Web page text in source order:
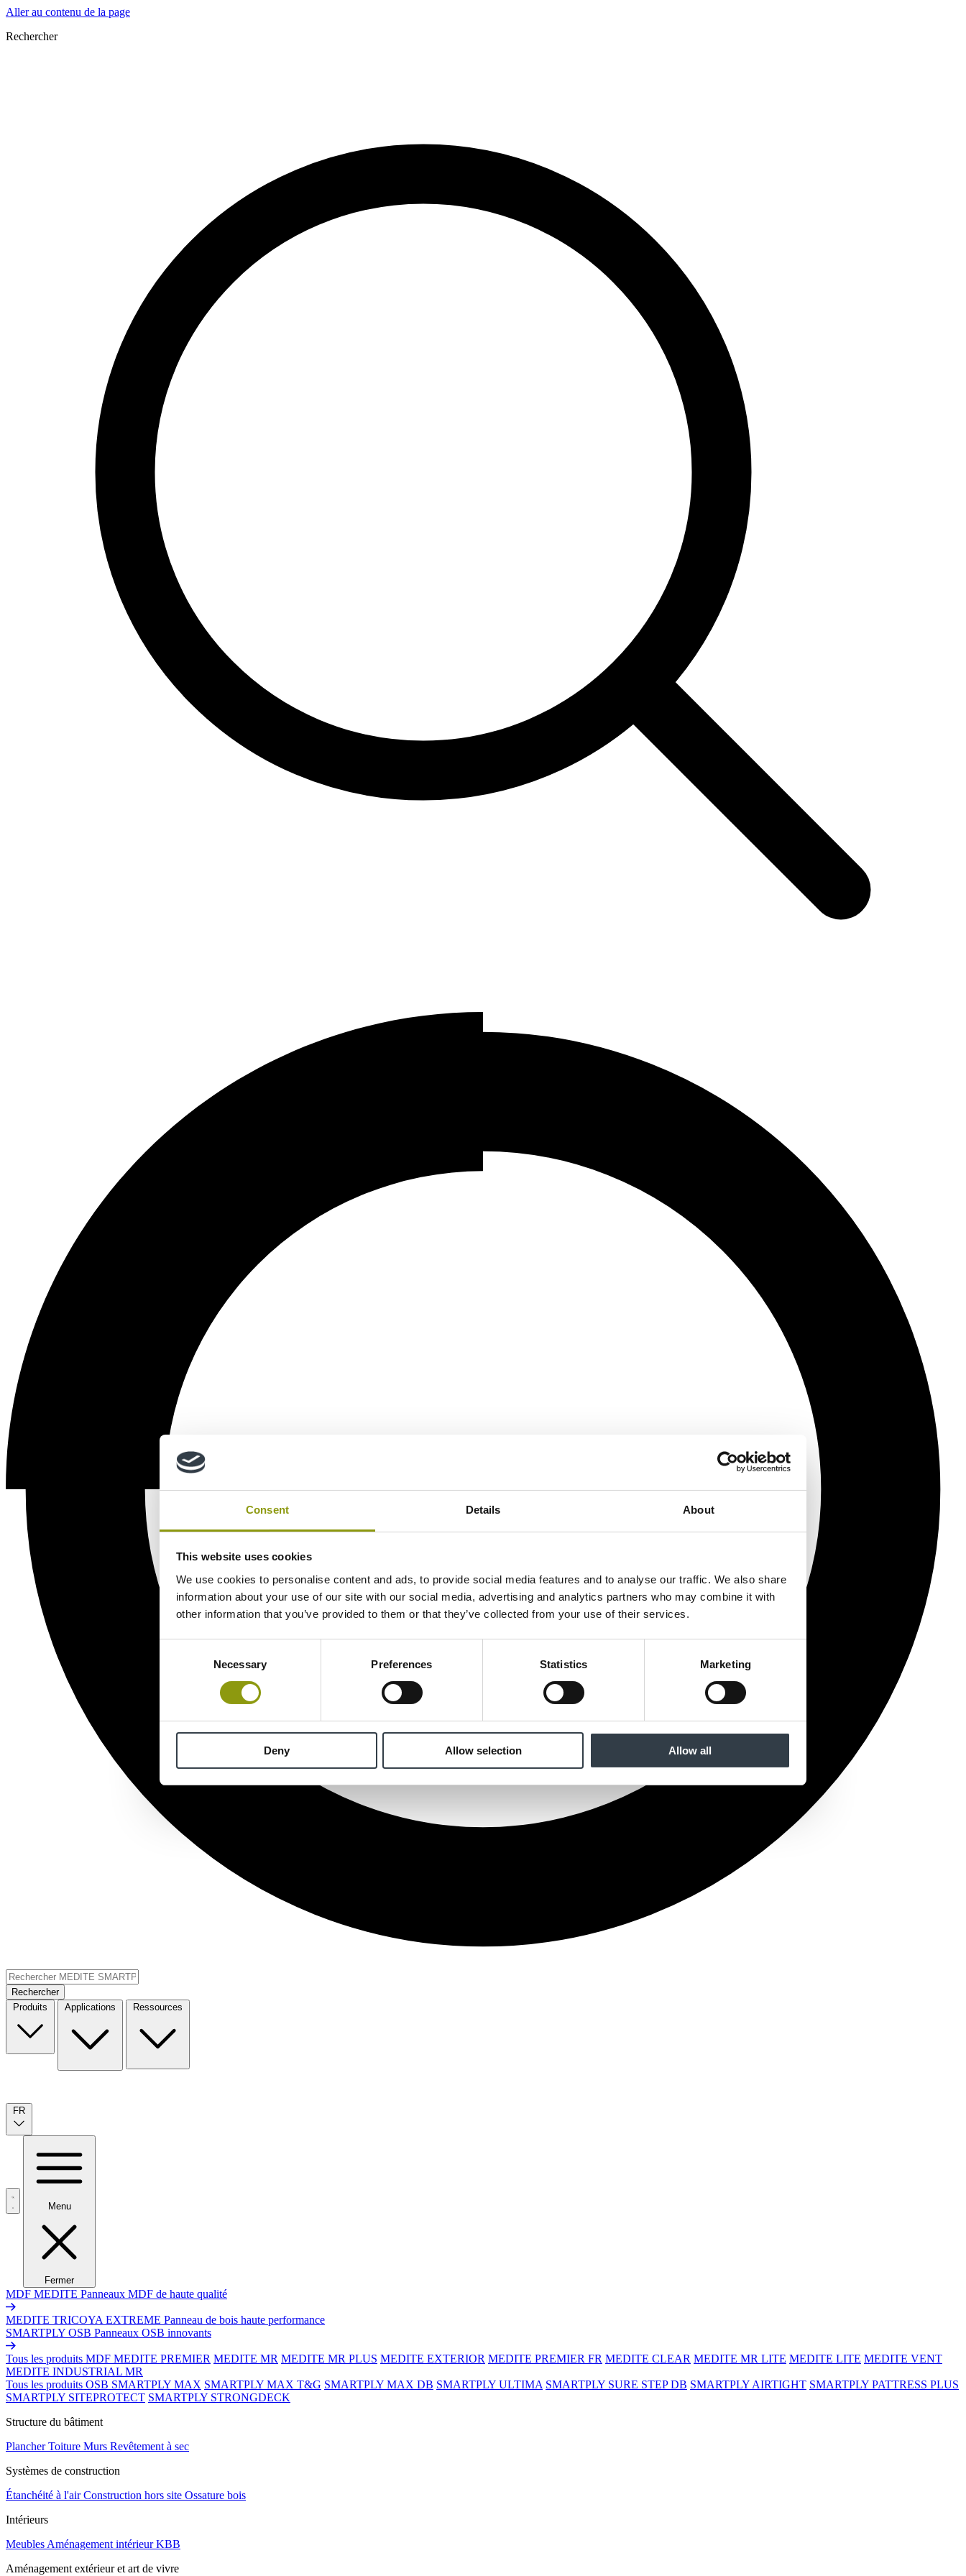
Consent Details About
This website uses cookies
We use cookies to personalise content and ads, to provide social media features and to analyse our traffic. We also share
information about your use of our site with our social media, advertising and analytics partners who may combine it with
other information that you’ve provided to them or that they’ve collected from your use of their services.
Necessary Preferences Statistics Marketing
Deny Allow selection Allow all
Aller au contenu de la page
Rechercher
Rechercher
Produits
Applications Ressources
FR
Menu
Fermer
MDF MEDITE Panneaux MDF de haute qualité
MEDITE TRICOYA EXTREME Panneau de bois haute performance
SMARTPLY OSB Panneaux OSB innovants
Tous les produits MDF MEDITE PREMIER MEDITE MR MEDITE MR PLUS MEDITE EXTERIOR MEDITE PREMIER FR MEDITE CLEAR MEDITE MR LITE MEDITE LITE MEDITE VENT
MEDITE INDUSTRIAL MR
Tous les produits OSB SMARTPLY MAX SMARTPLY MAX T&G SMARTPLY MAX DB SMARTPLY ULTIMA SMARTPLY SURE STEP DB SMARTPLY AIRTIGHT SMARTPLY PATTRESS PLUS
SMARTPLY SITEPROTECT SMARTPLY STRONGDECK
Structure du bâtiment
PlancherToiture Murs Revêtement à sec
Systèmes de construction
Étanchéité à l'airConstruction hors site Ossature bois
Intérieurs
Meubles Aménagement intérieurKBB
Aménagement extérieur et art de vivre